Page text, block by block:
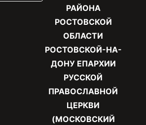
РАЙОНА
РОСТОВСКОЙ
ОБЛАСТИ
РОСТОВСКОЙ-НА-
ДОНУ ЕПАРХИИ
РУССКОЙ
ПРАВОСЛАВНОЙ
ЦЕРКВИ
(МОСКОВСКИЙ